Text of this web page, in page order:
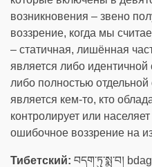
возникновения – звено
воззрение, когда мы
– статичная, лишённая
является либо идентичной
либо полностью отдельной
является кем-то, кто
контролирует или
ошибочное воззрение на
Тибетский: བདག་ཏུ་སྨྲ་བ།